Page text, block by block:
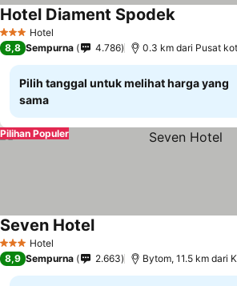
3 BintangHotel
Hotel Diament Spodek
8,8 Sempurna 4.786 0.3 km dari Pusat
Pilih tanggal untuk melihat harga yang
sama
Pilihan Populer
3 BintangHotel
Seven Hotel
8,9 Sempurna 2.663 Bytom, 11.5 km dari